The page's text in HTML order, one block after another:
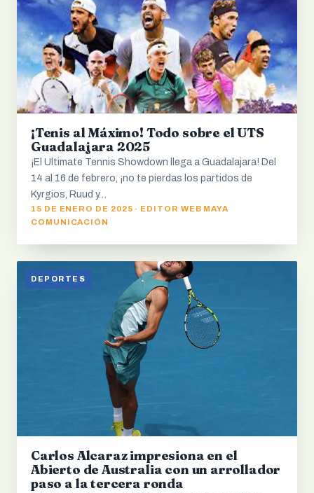
¡Tenis al Máximo! Todo sobre el UTS
Guadalajara 2025
¡El Ultimate Tennis Showdown llega a Guadalajara! Del
14 al 16 de febrero, ¡no te pierdas los partidos de
Kyrgios, Ruud y…
15 DE ENERO DE 2025 · EDITOR WEB MAYA
COMUNICACIÓN
DEPORTES
Carlos Alcaraz impresiona en el
Abierto de Australia con un arrollador
paso a la tercera ronda